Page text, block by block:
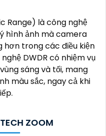
hiệu camera an
được thiết kế với
cao để khẳng định
nhà, cửa hàng, văn
bạn.
dòng sản phẩm
như camera IP,
tiêu chuẩn chất lượng
Range) là công nghệ
hình ảnh mà camera
hơn trong các điều kiện
DWDR có nhiệm vụ
sáng và tối, mang
màu sắc, ngay cả khi
ZOOM